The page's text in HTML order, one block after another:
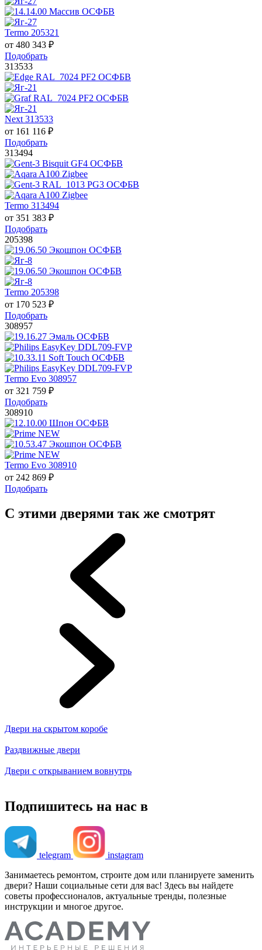
Termo 205321
от 480 343 ₽
Подобрать
313533
Next 313533
от 161 116 ₽
Подобрать
313494
Termo 313494
от 351 383 ₽
Подобрать
205398
Termo 205398
от 170 523 ₽
Подобрать
308957
Termo Evo 308957
от 321 759 ₽
Подобрать
308910
Termo Evo 308910
от 242 869 ₽
Подобрать
С этими дверями так же смотрят
Двери на скрытом коробе
Раздвижные двери
Двери с открыванием вовнутрь
Подпишитесь на нас в
telegram
instagram
Занимаетесь ремонтом, строите дом или планируете заменить
двери? Наши социальные сети для вас! Здесь вы найдете
советы профессионалов, актуальные тренды, полезные
инструкции и многое другое.